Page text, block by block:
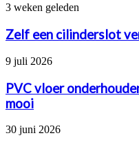
de
van
Zelf
cilinderslot
vervangen:
zo
pak
je
het
aan
3 weken geleden
Zelf een cilinderslot
PVC
onderhouden:
zo
blijft
vloer
9 juli 2026
PVC vloer
mooi
Het
30 juni 2026